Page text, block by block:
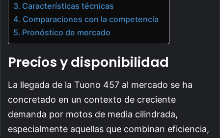
Características técnicas
Comparaciones con la competencia
Pronóstico de mercado
Precios y disponibilidad
La llegada de la Tuono 457 al mercado se ha
concretado en un contexto de creciente
demanda por motos de media cilindrada,
especialmente aquellas que combinan eficiencia,